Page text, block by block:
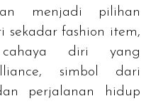
menjadi pilihan
sekadarfashion item,
diri yang
, simbol dari
perjalanan hidup